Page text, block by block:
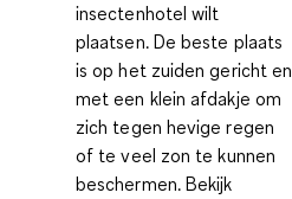
insectenhotel wilt
plaatsen. De beste plaats
is op het zuiden gericht en
met een klein afdakje om
zich tegen hevige regen
of te veel zon te kunnen
beschermen. Bekijk